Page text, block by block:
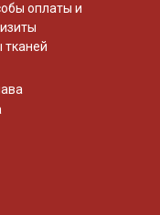
оплаты и
тканей